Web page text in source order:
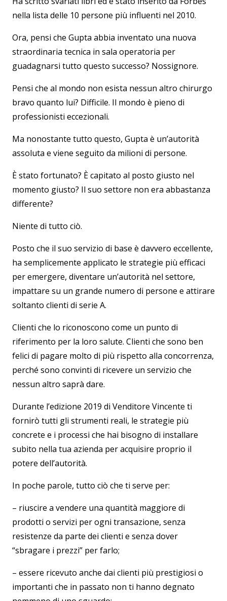
nella lista delle 10 persone più influenti nel 2010.
Ora, pensi che Gupta abbia inventato una nuova
straordinaria tecnica in sala operatoria per
guadagnarsi tutto questo successo? Nossignore.
Pensi che al mondo non esista nessun altro chirurgo
bravo quanto lui? Difficile. Il mondo è pieno di
professionisti eccezionali.
Ma nonostante tutto questo, Gupta è un’autorità
assoluta e viene seguito da milioni di persone.
È stato fortunato? È capitato al posto giusto nel
momento giusto? Il suo settore non era abbastanza
differente?
Niente di tutto ciò.
Posto che il suo servizio di base è davvero eccellente,
ha semplicemente applicato le strategie più efficaci
per emergere, diventare un’autorità nel settore,
impattare su un grande numero di persone e attirare
soltanto clienti di serie A.
Clienti che lo riconoscono come un punto di
riferimento per la loro salute. Clienti che sono ben
felici di pagare molto di più rispetto alla concorrenza,
perché sono convinti di ricevere un servizio che
nessun altro saprà dare.
Durante l’edizione 2019 di Venditore Vincente ti
fornirò tutti gli strumenti reali, le strategie più
concrete e i processi che hai bisogno di installare
subito nella tua azienda per acquisire proprio il
potere dell’autorità.
In poche parole, tutto ciò che ti serve per:
– riuscire a vendere una quantità maggiore di
prodotti o servizi per ogni transazione, senza
resistenze da parte dei clienti e senza dover
“sbragare i prezzi” per farlo;
– essere ricevuto anche dai clienti più prestigiosi o
importanti che in passato non ti hanno degnato